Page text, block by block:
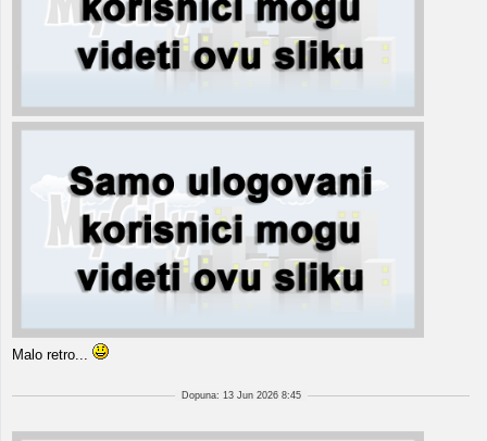
Malo retro...
Dopuna: 13 Jun 2026 8:45